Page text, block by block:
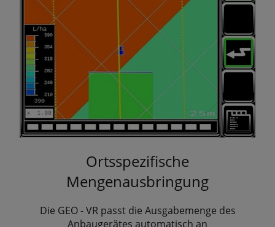
Ortsspezifische
Mengenausbringung
Die GEO - VR passt die Ausgabemenge des
Anbaugerätes automatisch an